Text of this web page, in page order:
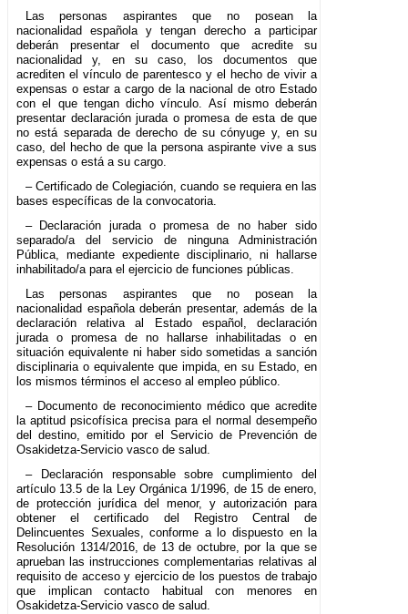
Las personas aspirantes que no posean la
nacionalidad española y tengan derecho a participar
deberán presentar el documento que acredite su
nacionalidad y, en su caso, los documentos que
acrediten el vínculo de parentesco y el hecho de vivir a
expensas o estar a cargo de la nacional de otro Estado
con el que tengan dicho vínculo. Así mismo deberán
presentar declaración jurada o promesa de esta de que
no está separada de derecho de su cónyuge y, en su
caso, del hecho de que la persona aspirante vive a sus
expensas o está a su cargo.
– Certificado de Colegiación, cuando se requiera en las
bases específicas de la convocatoria.
– Declaración jurada o promesa de no haber sido
separado/a del servicio de ninguna Administración
Pública, mediante expediente disciplinario, ni hallarse
inhabilitado/a para el ejercicio de funciones públicas.
Las personas aspirantes que no posean la
nacionalidad española deberán presentar, además de la
declaración relativa al Estado español, declaración
jurada o promesa de no hallarse inhabilitadas o en
situación equivalente ni haber sido sometidas a sanción
disciplinaria o equivalente que impida, en su Estado, en
los mismos términos el acceso al empleo público.
– Documento de reconocimiento médico que acredite
la aptitud psicofísica precisa para el normal desempeño
del destino, emitido por el Servicio de Prevención de
Osakidetza-Servicio vasco de salud.
– Declaración responsable sobre cumplimiento del
artículo 13.5 de la Ley Orgánica 1/1996, de 15 de enero,
de protección jurídica del menor, y autorización para
obtener el certificado del Registro Central de
Delincuentes Sexuales, conforme a lo dispuesto en la
Resolución 1314/2016, de 13 de octubre, por la que se
aprueban las instrucciones complementarias relativas al
requisito de acceso y ejercicio de los puestos de trabajo
que implican contacto habitual con menores en
Osakidetza-Servicio vasco de salud.